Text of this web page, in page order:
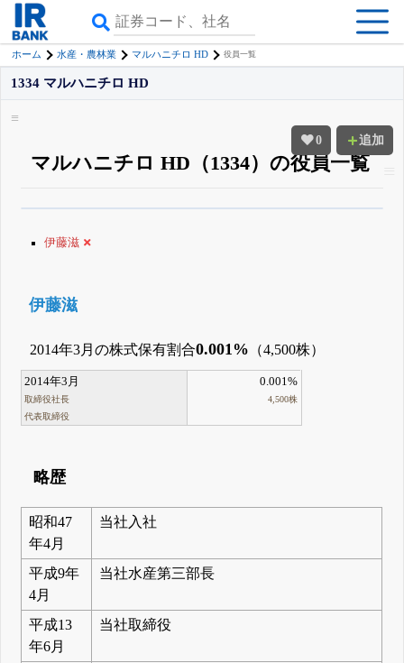
ホーム 水産・農林業 マルハニチロ HD 役員一覧
0 追加
1334 マルハニチロ HD
マルハニチロ HD（1334）の役員一覧
く追える
伊藤滋
伊藤滋
2014年3月の株式保有割合0.001% （4,500株）
2014年3月
取締役社長
代表取締役
0.001%
4,500株
略歴
昭和47
年4月
当社入社
平成9年
4月
当社水産第三部長
平成13
年6月
当社取締役